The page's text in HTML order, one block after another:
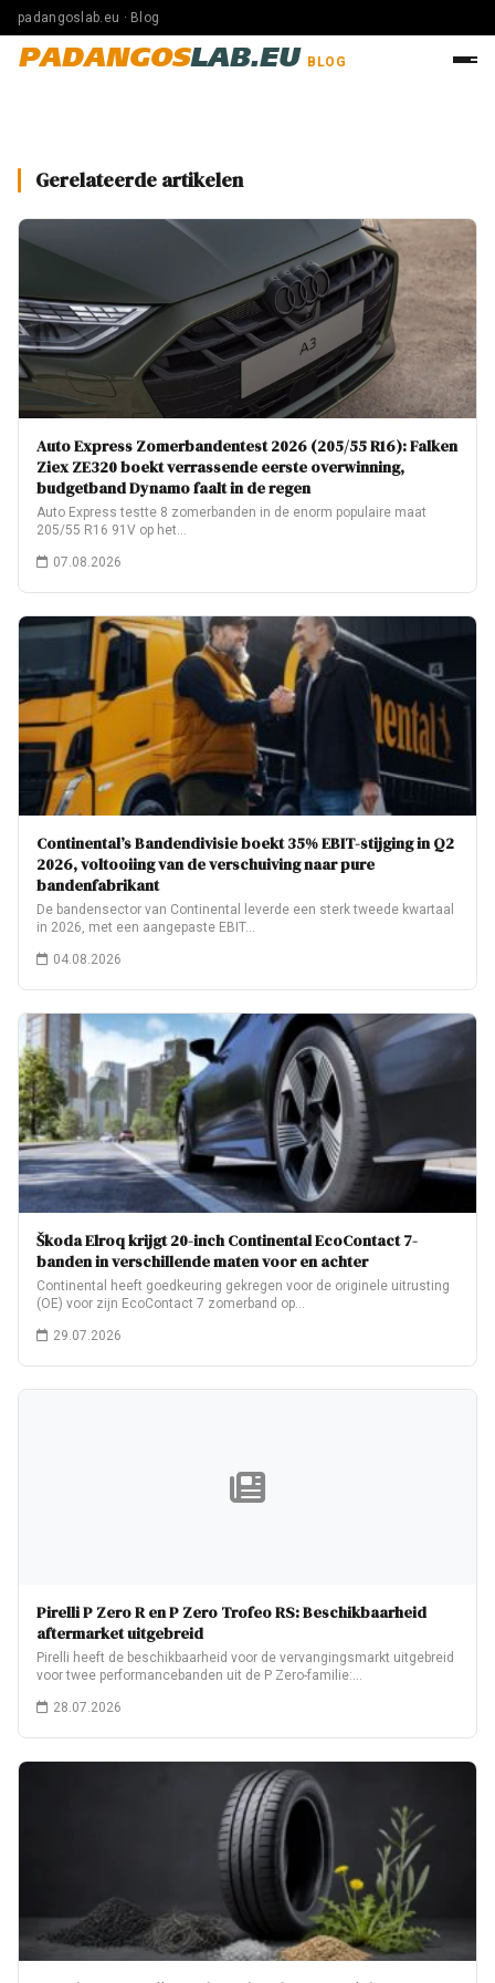
padangoslab.eu · Blog
PADANGOSLAB.EU BLOG
Gerelateerde artikelen
Auto Express Zomerbandentest 2026 (205/55 R16): Falken
Ziex ZE320 boekt verrassende eerste overwinning,
budgetband Dynamo faalt in de regen
Auto Express testte 8 zomerbanden in de enorm populaire maat
205/55 R16 91V op het…
07.08.2026
Continental’s Bandendivisie boekt 35% EBIT-stijging in Q2
2026, voltooiing van de verschuiving naar pure
bandenfabrikant
De bandensector van Continental leverde een sterk tweede kwartaal
in 2026, met een aangepaste EBIT…
04.08.2026
Škoda Elroq krijgt 20-inch Continental EcoContact 7-
banden in verschillende maten voor en achter
Continental heeft goedkeuring gekregen voor de originele uitrusting
(OE) voor zijn EcoContact 7 zomerband op…
29.07.2026
Pirelli P Zero R en P Zero Trofeo RS: Beschikbaarheid
aftermarket uitgebreid
Pirelli heeft de beschikbaarheid voor de vervangingsmarkt uitgebreid
voor twee performancebanden uit de P Zero-familie:…
28.07.2026